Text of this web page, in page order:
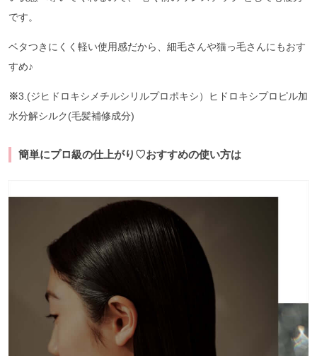
です。
ベタつきにくく軽い使用感だから、細毛さんや猫っ毛さんにもおす
すめ♪
※3.(ジヒドロキシメチルシリルプロポキシ）ヒドロキシプロピル加
水分解シルク(毛髪補修成分)
簡単にプロ級の仕上がり♡おすすめの使い方は